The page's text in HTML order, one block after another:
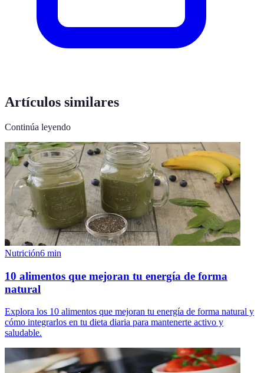
Artículos similares
Continúa leyendo
Nutrición6 min
10 alimentos que mejoran tu energía de forma
natural
Explora los 10 alimentos que mejoran tu energía de forma natural y
cómo integrarlos en tu dieta diaria para mantenerte activo y
saludable.